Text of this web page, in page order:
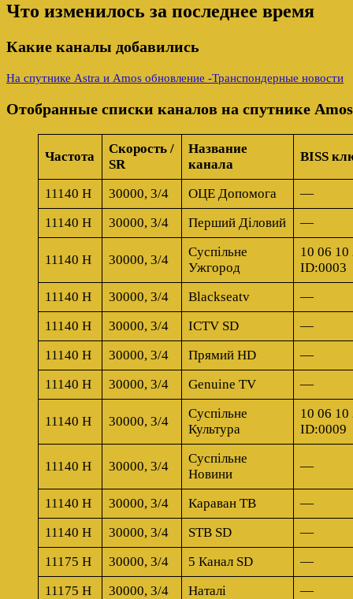
Что изменилось за последнее время
Какие каналы добавились
На спутнике Astra и Amos обновление -Транспондерные новости
Отобранные списки каналов на спутнике
Частота
Скорость /
SR
Название
канала
BISS
11140 H 30000, 3/4 ОЦЕ Допомога
—
11140 H
30000, 3/4 Перший Діловий —
11140 H 30000, 3/4
Суспільне
Ужгород
10 06 10
ID:0003
11140 H
30000, 3/4 Blackseatv
—
11140 H
30000, 3/4 ICTV SD
—
11140 H
30000, 3/4 Прямий HD
—
11140 H
30000, 3/4 Genuine TV —
11140 H 30000, 3/4
Суспільне
Культура
10 06 10
ID:0009
11140 H 30000, 3/4
Суспільне
Новини
—
11140 H 30000, 3/4 Караван ТВ
—
11140 H
30000, 3/4 STB SD
—
11175 H
30000, 3/4 5 Канал SD
—
11175 H
30000, 3/4 Наталі
—